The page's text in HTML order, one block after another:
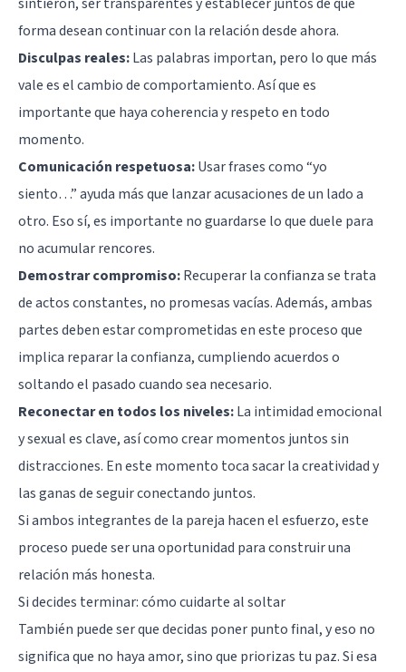
forma desean continuar con la relación desde ahora.
Disculpas reales:Las palabras importan, pero lo que más
vale es el cambio de comportamiento. Así que es
importante que haya coherencia y respeto en todo
momento.
Comunicación respetuosa:Usar frases como “yo
siento…” ayuda más que lanzar acusaciones de un lado a
otro. Eso sí, es importante no guardarse lo que duele para
no acumular rencores.
Demostrar compromiso:Recuperar la confianza se trata
de actos constantes, no promesas vacías. Además, ambas
partes deben estar comprometidas en este proceso que
implica reparar la confianza, cumpliendo acuerdos o
soltando el pasado cuando sea necesario.
Reconectar en todos los niveles:La intimidad emocional
y sexual es clave, así como crear momentos juntos sin
distracciones. En este momento toca sacar la creatividad y
las ganas de seguir conectando juntos.
Si ambos integrantes de la pareja hacen el esfuerzo, este
proceso puede ser una oportunidad para construir una
relación más honesta.
Si decides terminar: cómo cuidarte al soltar
También puede ser que decidas poner punto final, y eso no
significa que no haya amor, sino que priorizas tu paz. Si esa